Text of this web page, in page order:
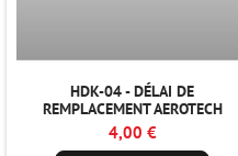
HDK-04 - DÉLAI DE
REMPLACEMENT AEROTECH
4,00 €